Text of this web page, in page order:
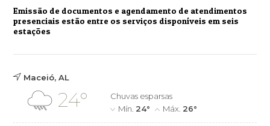
Emissão de documentos e agendamento de atendimentos
presenciais estão entre os serviços disponíveis em seis
estações
Maceió, AL
24°
Chuvas esparsas
Mín. 24° Máx. 26°